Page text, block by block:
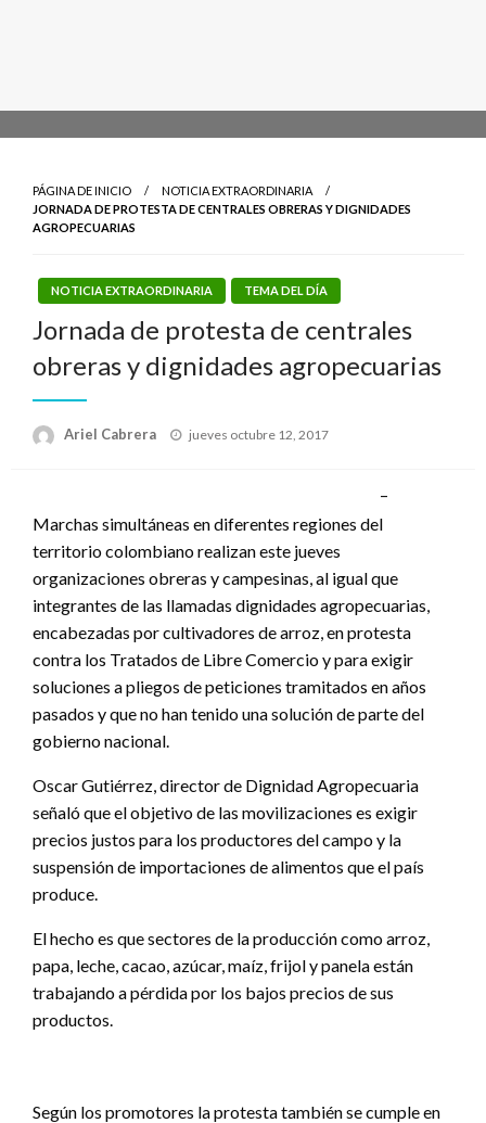
PÁGINA DE INICIO
NOTICIA EXTRAORDINARIA
JORNADA DE PROTESTA DE CENTRALES OBRERAS Y DIGNIDADES
AGROPECUARIAS
NOTICIA EXTRAORDINARIA TEMA DEL DÍA
Jornada de protesta de centrales
obreras y dignidades agropecuarias
Ariel Cabrera
Publicado
jueves octubre 12, 2017
–
Marchas simultáneas en diferentes regiones del
territorio colombiano realizan este jueves
organizaciones obreras y campesinas, al igual que
integrantes de las llamadas dignidades agropecuarias,
encabezadas por cultivadores de arroz, en protesta
contra los Tratados de Libre Comercio y para exigir
soluciones a pliegos de peticiones tramitados en años
pasados y que no han tenido una solución de parte del
gobierno nacional.
Oscar Gutiérrez, director de Dignidad Agropecuaria
señaló que el objetivo de las movilizaciones es exigir
precios justos para los productores del campo y la
suspensión de importaciones de alimentos que el país
produce.
El hecho es que sectores de la producción como arroz,
papa, leche, cacao, azúcar, maíz, frijol y panela están
trabajando a pérdida por los bajos precios de sus
productos.
Según los promotores la protesta también se cumple en